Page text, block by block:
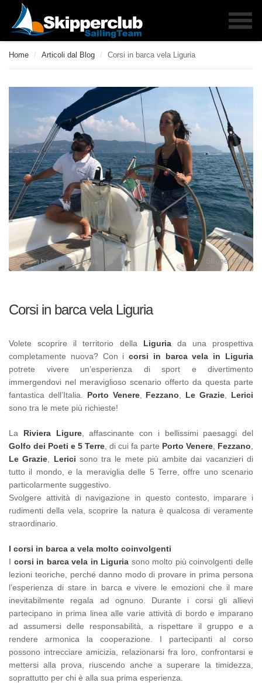
Home / Articoli dal Blog / Corsi in barca vela Liguria
Corsi in barca vela Liguria Skipper Club
Corsi in barca vela Liguria
Volete scoprire il territorio della Liguriada una prospettiva
completamente nuova? Con icorsi in barca vela in Liguria
potrete vivere un’esperienza di sport e divertimento
immergendovi nel meraviglioso scenario offerto da questa parte
fantastica dell’Italia. Porto Venere, Fezzano Le Grazie
Lerici
sono tra le mete più richieste!
La Riviera Ligure, affascinante con i bellissimi paesaggi del
Golfo dei Poeti e 5 Terre , di cui fa parte Porto Venere Fezzano
Le Grazie
Lerici sono tra le mete più ambite dai vacanzieri di
tutto il mondo, e la meraviglia delle 5 Terre, offre uno scenario
particolarmente suggestivo.
Svolgere attività di navigazione in questo contesto, imparare i
rudimenti della vela, scoprire la natura è qualcosa di veramente
straordinario.
I corsi in barca a vela molto coinvolgenti
I corsi in barca vela in Liguria sono molto più coinvolgenti delle
lezioni teoriche, perché danno modo di provare in prima persona
l’esperienza di stare in barca e vivere le emozioni che il mare
inevitabilmente regala ad ognuno. Durante i corsi gli allievi
partecipano in prima linea alle varie attività di bordo e imparano
ad assumersi delle responsabilità, a rispettare il gruppo e a
rendere armonica la cooperazione. I partecipanti al corso
possono intrecciare amicizia, relazionarsi fra loro, confrontarsi e
mettersi alla prova, riuscendo anche a superare la timidezza,
soprattutto per chi è alla sua prima esperienza.